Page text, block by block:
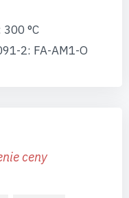
°C
2: FA-AM1-O
ceny